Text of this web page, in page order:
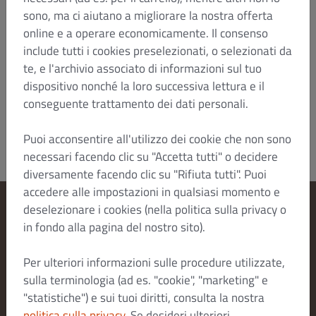
in cui il Cliente abbia la propria sede all'estero in
ogni caso DISH può intentare un'azione anche nel
paese estero. Altrimenti si applica il foro previsto
dalla legge.
Aggiornata al: Gennaio 2022/HTZ
Dish Order_B2C_T&C_V4_Jan 2022_it
Modifica le impostazioni dei cookie
Informativa sulla privacy
Termini e condizioni
Legal notice
sono, ma ci aiutano a migliorare la nostra offerta
online e a operare economicamente. Il consenso
include tutti i cookies preselezionati, o selezionati da
te, e l'archivio associato di informazioni sul tuo
dispositivo nonché la loro successiva lettura e il
conseguente trattamento dei dati personali.
Puoi acconsentire all'utilizzo dei cookie che non sono
necessari facendo clic su "Accetta tutti" o decidere
diversamente facendo clic su "Rifiuta tutti". Puoi
accedere alle impostazioni in qualsiasi momento e
deselezionare i cookies (nella politica sulla privacy o
in fondo alla pagina del nostro sito).
Per ulteriori informazioni sulle procedure utilizzate,
sulla terminologia (ad es. "cookie", "marketing" e
"statistiche") e sui tuoi diritti, consulta la nostra